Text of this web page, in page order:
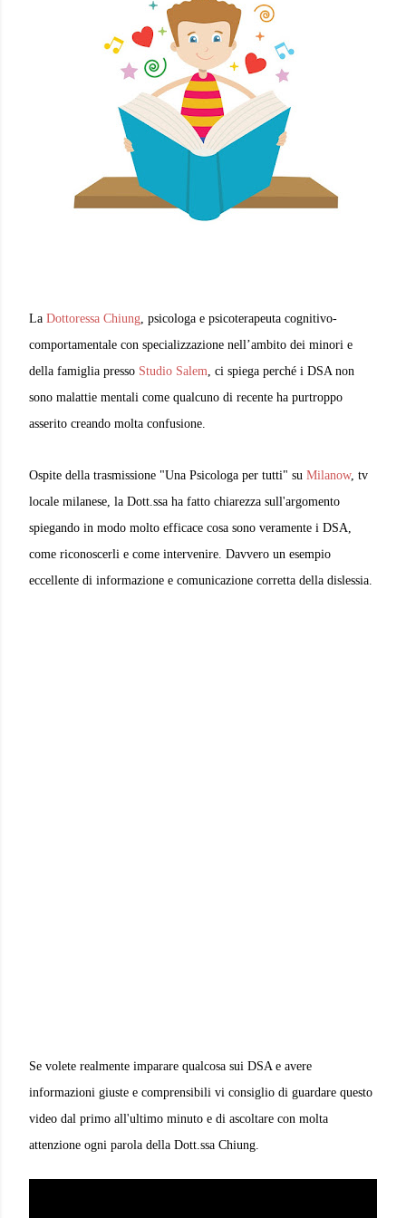
La Dottoressa Chiung, psicologa e psicoterapeuta cognitivo-
comportamentale con specializzazione nell’ambito dei minori e
della famiglia presso Studio Salem, ci spiega perché i DSA non
sono malattie mentali come qualcuno di recente ha purtroppo
asserito creando molta confusione.
Ospite della trasmissione "Una Psicologa per tutti" su Milanow, tv
locale milanese, la Dott.ssa ha fatto chiarezza sull'argomento
spiegando in modo molto efficace cosa sono veramente i DSA,
come riconoscerli e come intervenire. Davvero un esempio
eccellente di informazione e comunicazione corretta della dislessia.
Se volete realmente imparare qualcosa sui DSA e avere
informazioni giuste e comprensibili vi consiglio di guardare questo
video dal primo all'ultimo minuto e di ascoltare con molta
attenzione ogni parola della Dott.ssa Chiung.